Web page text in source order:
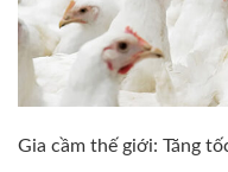
Gia cầm thế giới: Tăng